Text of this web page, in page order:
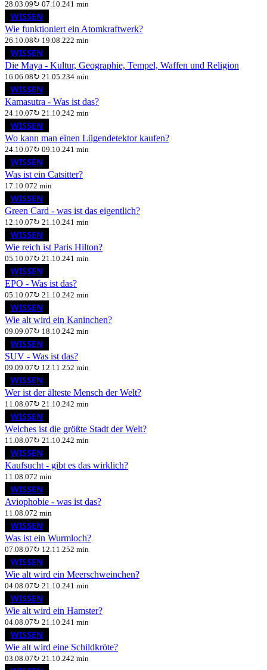
28.03.09↻ 07.10.241 min
WISSEN
Wie funktioniert ein Atomkraftwerk?
26.10.08↻ 19.08.222 min
WISSEN
Die Maya - Kultur, Geographie, Tempel, Waffen und Religion
16.06.08↻ 21.05.234 min
WISSEN
Kamasutra - Was ist das?
24.10.07↻ 21.10.242 min
WISSEN
Wo kann man einen Lügendetektor kaufen?
24.10.07↻ 09.10.241 min
WISSEN
Was ist ein Catsitter?
17.10.072 min
WISSEN
Green Card - was ist das eigentlich?
12.10.07↻ 21.10.241 min
WISSEN
Wie reich ist Paris Hilton?
05.10.07↻ 21.10.241 min
WISSEN
EPO - Was ist das?
05.10.07↻ 21.10.242 min
WISSEN
Wie alt wird ein Kaninchen?
09.09.07↻ 18.10.242 min
WISSEN
SUV - Was ist das?
09.09.07↻ 12.11.252 min
WISSEN
Wer ist der älteste Mensch der Welt?
11.08.07↻ 21.10.242 min
WISSEN
Welches ist die größte Stadt der Welt?
11.08.07↻ 21.10.242 min
WISSEN
Kaufsucht - gibt es das wirklich?
11.08.072 min
WISSEN
Aviophobie - was ist das?
11.08.072 min
WISSEN
Was ist ein Wurmloch?
07.08.07↻ 12.11.252 min
WISSEN
Wie alt wird ein Meerschweinchen?
04.08.07↻ 21.10.241 min
WISSEN
Wie alt wird ein Hamster?
04.08.07↻ 21.10.241 min
WISSEN
Wie alt wird eine Schildkröte?
03.08.07↻ 21.10.242 min